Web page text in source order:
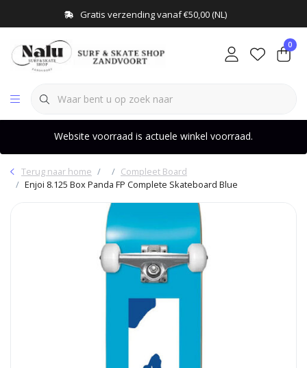
Gratis verzending vanaf €50,00 (NL)
0
Website voorraad is actuele winkel voorraad.
Terug naar home
Compleet Board
Enjoi 8.125 Box Panda FP Complete Skateboard Blue